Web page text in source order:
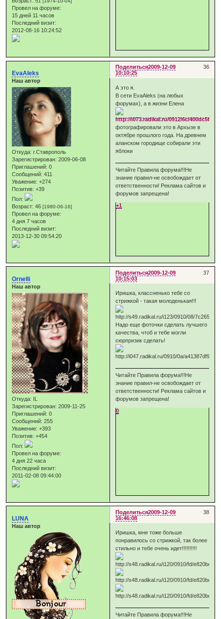
Провел на форуме:
15 дней 11 часов
Последний визит:
2012-08-16 10:24:52
Поделиться 36
2009-12-09
10:10:25
EvaAleks
Наш автор
Откуда: г.Ставрополь
Зарегистрирован: 2009-06-08
Приглашений: 0
Сообщений: 411
Уважение: +274
Позитив: +39
Пол:
Возраст: 46[1980-06-16]
Провел на форуме:
4 дня 7 часов
Последний визит:
2013-12-30 09:54:20
А это я.
В сети EvaAleks (на любых
форумах), а в жизни Елена
фотографировали это в Архызе в
октябре прошлого года. На древнем
аланском городище собирали эти
яблоки
Читайте Правила форума!!!Не
знание правил-не освобождает от
ответственности! Реклама сайтов и
форумов запрещена!
+1
Поделиться 37
2009-12-09
10:15:03
Ornelli
Наш автор
Откуда: IL
Зарегистрирован: 2009-11-25
Приглашений: 0
Сообщений: 255
Уважение: +393
Позитив: +454
Пол:
Провел на форуме:
4 дня 22 часа
Последний визит:
2011-02-08 09:44:00
Иришка, классненько тебе со
стрижкой - такая молоденькая!!!
Надо еще фоточки сделать лучшего
качества, чтоб и тебе могли
сюрпризик сделать!
Читайте Правила форума!!!Не
знание правил-не освобождает от
ответственности! Реклама сайтов и
форумов запрещена!
0
Поделиться 38
2009-12-09
16:46:08
LUNA
Наш автор
Иришка, мне тоже больше
понравилось со стрижкой, так более
стильно и тебе очень идет!!!!!!!!!!
Читайте Правила форума!!!Не